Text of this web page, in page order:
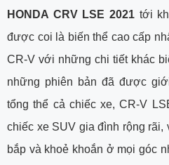
HONDA CRV LSE 2021 tới
được coi là biến thể cao cấp
CR-V với những chi tiết khác
những phiên bản đã được
tổng thể cả chiếc xe, CR-V
chiếc xe SUV gia đình rộng
bắp và khoẻ khoắn ở mọi góc